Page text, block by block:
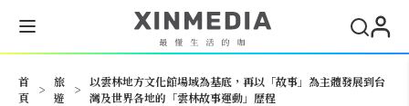
首
頁
>
旅
遊
>
以雲林地方文化館場域為基底，再以「故事」為主體發展到台
灣及世界各地的「雲林故事運動」歷程